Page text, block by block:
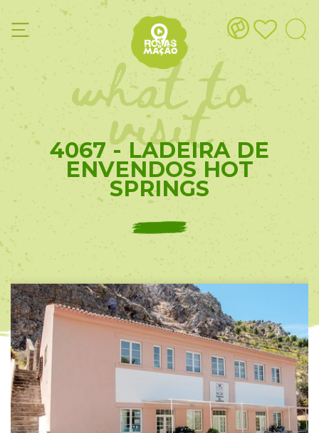
what to
visit
4067 - LADEIRA DE
ENVENDOS HOT
SPRINGS